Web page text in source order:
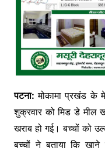
पटना: मोकामा प्रखंड के
शुक्रवार को मिड डे मील
खराब हो गई। बच्चों को
बच्चों ने बताया कि